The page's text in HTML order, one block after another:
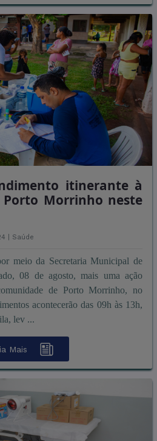
itinerante à
Morrinho neste
| Saúde
meio da Secretaria Municipal de
08 de agosto, mais uma ação
de Porto Morrinho, no
acontecerão das 09h às 13h,
lev ...
Mais